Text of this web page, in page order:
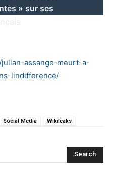
» sur ses
assange-meurt-a-
lindifference/
Social Media Wikileaks
Search